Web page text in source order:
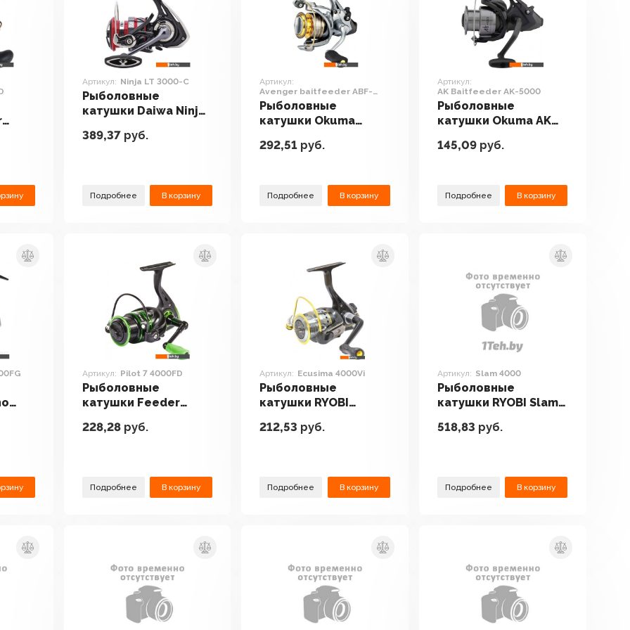
Артикул: Ninja LT 3000-C
Рыболовные
катушки Daiwa Ninja
389,37руб.
Подробнее В корзину
Артикул:
Avenger baitfeeder ABF-
6000
Рыболовные
катушки Okuma
ABF-6000
292,51 руб.
Подробнее В корзину
Артикул:
AK Baitfeeder AK-5000
Рыболовные
катушки Okuma AK
145,09 руб.
Подробнее В корзину
Артикул: Pilot 7 4000FD
Рыболовные
катушки Feeder
4000FD
228,28руб.
Подробнее В корзину
Артикул: Ecusima 4000Vi
Рыболовные
катушки RYOBI
212,53 руб.
Подробнее В корзину
Артикул: Slam 4000
Рыболовные
катушки RYOBI Slam
518,83 руб.
Подробнее В корзину